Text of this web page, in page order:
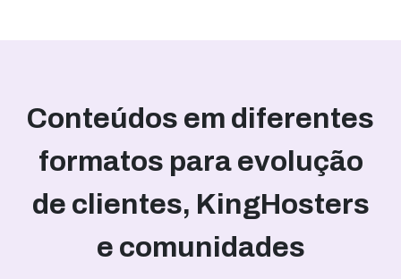
Conteúdos em diferentes
formatos para evolução
de clientes, KingHosters
e comunidades